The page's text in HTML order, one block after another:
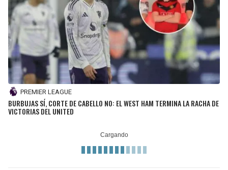
PREMIER LEAGUE
BURBUJAS SÍ, CORTE DE CABELLO NO: EL WEST HAM TERMINA LA RACHA DE
VICTORIAS DEL UNITED